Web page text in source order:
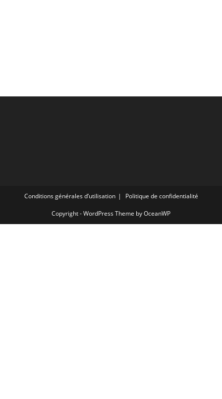
Conditions générales d’utilisation Politique de confidentialité
Copyright - WordPress Theme by OceanWP